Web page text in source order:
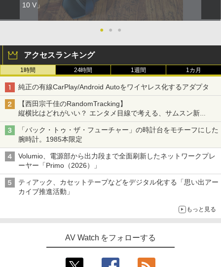
10 V」
● ● ●
アクセスランキング
1時間 24時間 1週間 1カ月
純正の有線CarPlay/Android Autoをワイヤレス化するアダプタ
【西田宗千佳のRandomTracking】
縦横比はどれがいい？ エンタメ目線で考える、サムスン新
「Galaxy Z Fold」
「バック・トゥ・ザ・フューチャー」の時計台をモチーフにした
腕時計。1985本限定
Volumio、電源部から出力段まで全面刷新したネットワークプレ
ーヤー「Primo（2026）」
ティアック、カセットテープなどをデジタル化する「思い出アー
カイブ推進活動」
もっと見る
AV Watch をフォローする